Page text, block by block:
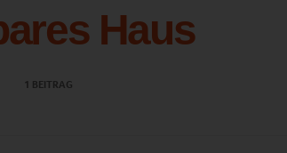
Haus
1 BEITRAG